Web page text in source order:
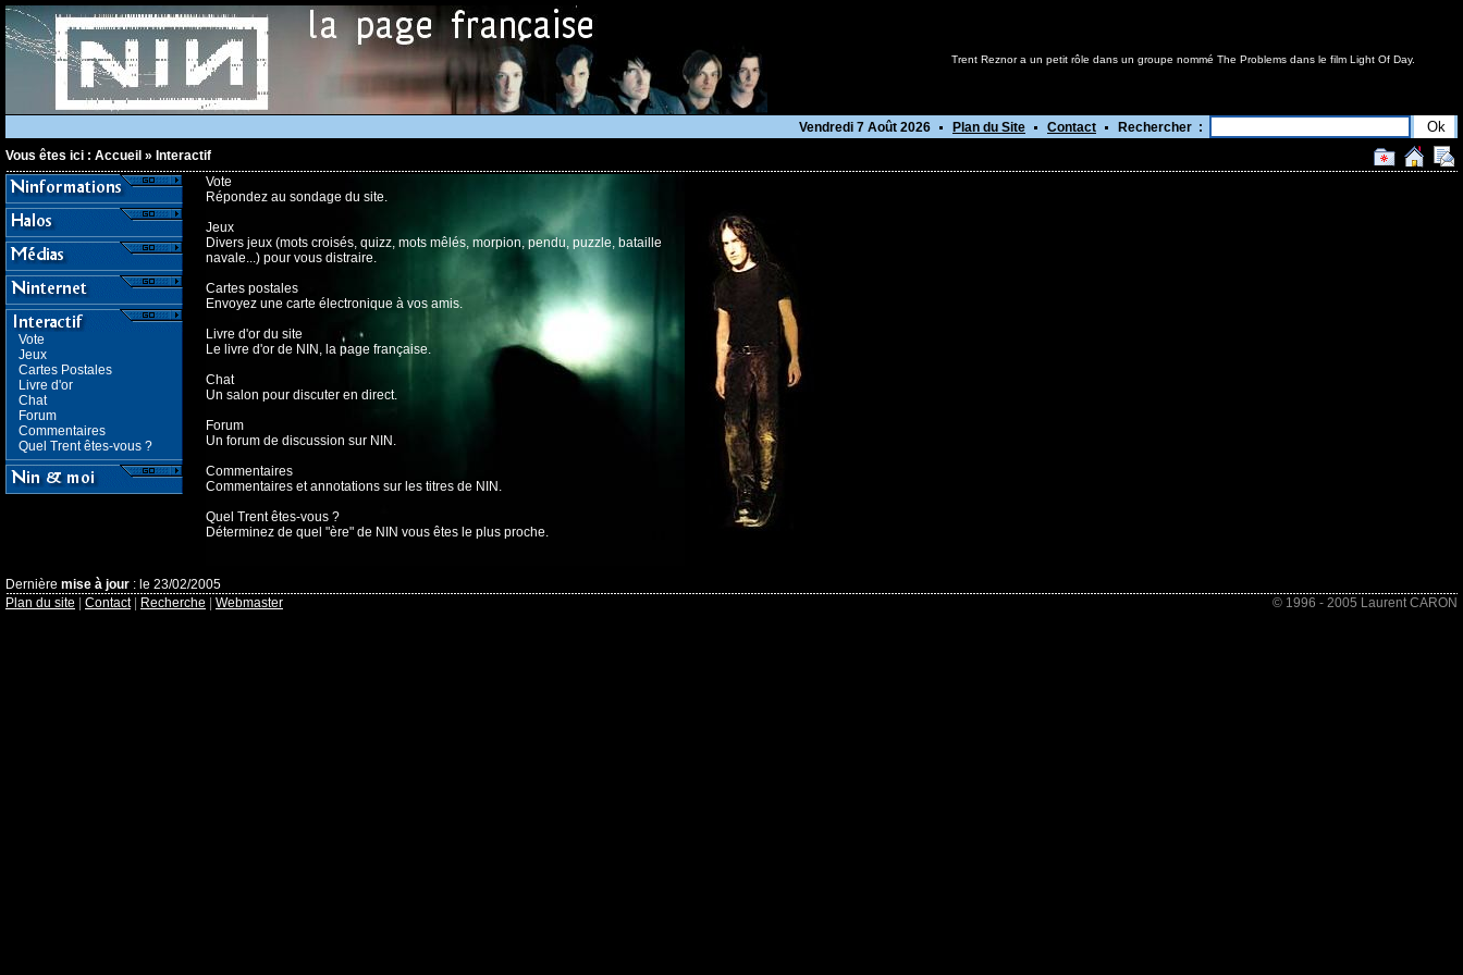
Trent Reznor a un petit rôle dans un groupe nommé The Problems dans le film Light Of Day.
Vendredi 7 Août 2026 Plan du Site Contact
Rechercher :
Vous êtes ici : Accueil » Interactif
Vote
Jeux
Cartes Postales
Livre d'or
Chat
Forum
Commentaires
Quel Trent êtes-vous ?
Vote
Répondez au sondage du site.
Jeux
Divers jeux (mots croisés, quizz, mots mêlés, morpion, pendu, puzzle, bataille
navale...) pour vous distraire.
Cartes postales
Envoyez une carte électronique à vos amis.
Livre d'or du site
Le livre d'or de NIN, la page française.
Chat
Un salon pour discuter en direct.
Forum
Un forum de discussion sur NIN.
Commentaires
Commentaires et annotations sur les titres de NIN.
Quel Trent êtes-vous ?
Déterminez de quel "ère" de NIN vous êtes le plus proche.
Dernière mise à jour : le 23/02/2005
Plan du site
Contact| Recherche Webmaster © 1996 - 2005 Laurent CARON